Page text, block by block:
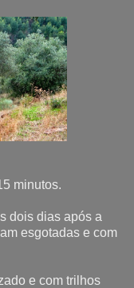
minutos.
dois dias após a
esgotadas e com
e com trilhos